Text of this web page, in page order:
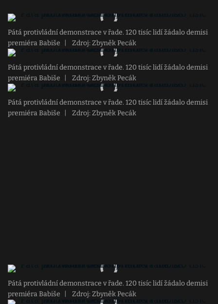
Pátá protivládní demonstrace v řade. 120 tisíc lidí žádalo demisi
premiéra Babiše
Zdroj: Zbyněk Pecák
Pátá protivládní demonstrace v řade. 120 tisíc lidí žádalo demisi
premiéra Babiše
Zdroj: Zbyněk Pecák
Pátá protivládní demonstrace v řade. 120 tisíc lidí žádalo demisi
premiéra Babiše
Zdroj: Zbyněk Pecák
Pátá protivládní demonstrace v řade. 120 tisíc lidí žádalo demisi
premiéra Babiše
Zdroj: Zbyněk Pecák